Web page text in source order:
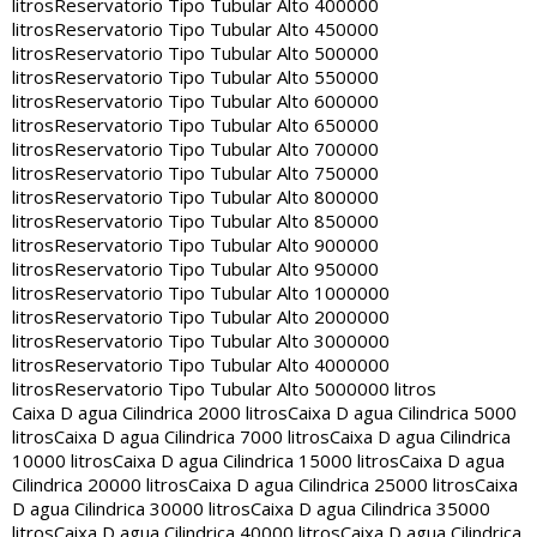
litros Reservatorio Tipo Tubular Alto 400000
litrosReservatorio Tipo Tubular Alto 450000
litrosReservatorio Tipo Tubular Alto 500000
litrosReservatorio Tipo Tubular Alto 550000
litrosReservatorio Tipo Tubular Alto 600000
litrosReservatorio Tipo Tubular Alto 650000
litrosReservatorio Tipo Tubular Alto 700000
litrosReservatorio Tipo Tubular Alto 750000
litrosReservatorio Tipo Tubular Alto 800000
litrosReservatorio Tipo Tubular Alto 850000
litrosReservatorio Tipo Tubular Alto 900000
litrosReservatorio Tipo Tubular Alto 950000
litrosReservatorio Tipo Tubular Alto 1000000
litrosReservatorio Tipo Tubular Alto 2000000
litrosReservatorio Tipo Tubular Alto 3000000
litrosReservatorio Tipo Tubular Alto 4000000
litrosReservatorio Tipo Tubular Alto 5000000 litros
Caixa D agua Cilindrica 2000 litrosCaixa D agua Cilindrica 5000
litrosCaixa D agua Cilindrica 7000 litrosCaixa D agua Cilindrica
10000 litrosCaixa D agua Cilindrica 15000 litrosCaixa D agua
Cilindrica 20000 litrosCaixa D agua Cilindrica 25000 litrosCaixa
D agua Cilindrica 30000 litrosCaixa D agua Cilindrica 35000